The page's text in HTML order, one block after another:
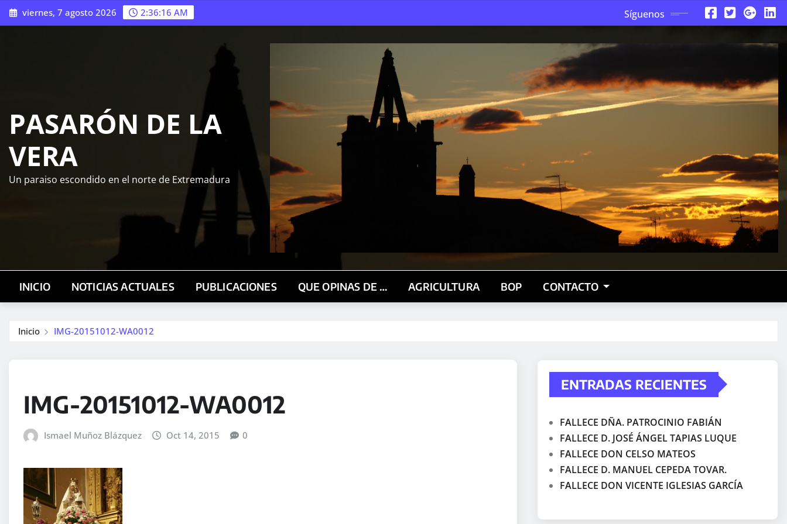
Saltar
al
viernes, 7 agosto 2026 2:36:17 AM Síguenos
PASARÓN DE LA
VERA
Un paraiso escondido en el norte de Extremadura
INICIO NOTICIAS ACTUALES PUBLICACIONES QUE OPINAS DE … AGRICULTURA BOP CONTACTO
Inicio IMG-20151012-WA0012
IMG-20151012-WA0012
Ismael Muñoz Blázquez Oct 14, 2015 0
ENTRADAS RECIENTES
FALLECE DÑA. PATROCINIO FABIÁN
FALLECE D. JOSÉ ÁNGEL TAPIAS LUQUE
FALLECE DON CELSO MATEOS
FALLECE D. MANUEL CEPEDA TOVAR.
FALLECE DON VICENTE IGLESIAS GARCÍA